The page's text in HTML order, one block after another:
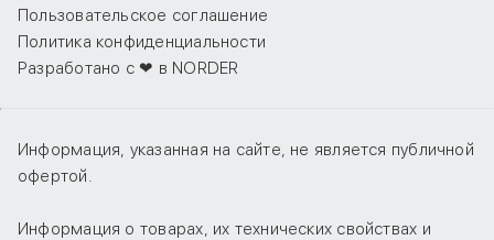
Пользовательское соглашение
Политика конфиденциальности
Разработано с ❤ в NORDER
Информация, указанная на сайте, не является публичной
офертой.
Информация о товарах, их технических свойствах и